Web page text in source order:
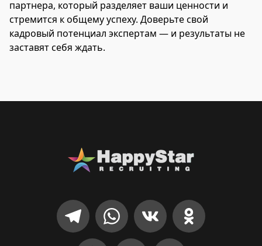
партнера, который разделяет ваши ценности и
стремится к общему успеху. Доверьте свой
кадровый потенциал экспертам — и результаты не
заставят себя ждать.